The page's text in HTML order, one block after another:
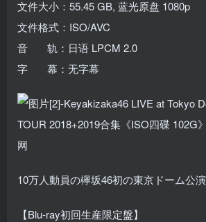
文件大小：55.45 GB, 蓝光原盘 1080p
文件格式：ISO/AVC
音 轨：日语 LPCM 2.0
字 幕：无字幕
10万人動員の欅坂46初の東京ドーム公
【Blu-ray初回生産限定盤】